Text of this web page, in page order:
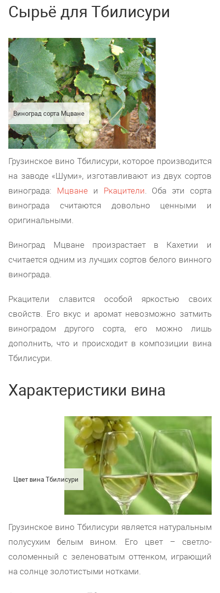
Сырьё для Тбилисури
Виноград сорта Мцване
Грузинское вино Тбилисури, которое производится
на заводе «Шуми», изготавливают из двух сортов
винограда: Мцване и Ркацители. Оба эти сорта
винограда считаются довольно ценными и
оригинальными.
Виноград Мцване произрастает в Кахетии и
считается одним из лучших сортов белого винного
винограда.
Ркацители славится особой яркостью своих
свойств. Его вкус и аромат невозможно затмить
виноградом другого сорта, его можно лишь
дополнить, что и происходит в композиции вина
Тбилисури.
Характеристики вина
Цвет вина Тбилисури
Грузинское вино Тбилисури является натуральным
полусухим белым вином. Его цвет – светло-
соломенный с зеленоватым оттенком, играющий
на солнце золотистыми нотками.